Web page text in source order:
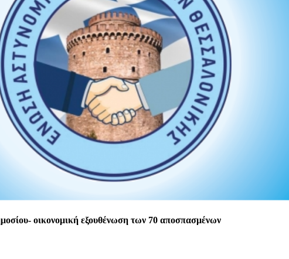
οικονομική εξουθένωση των 70 αποσπασμένων